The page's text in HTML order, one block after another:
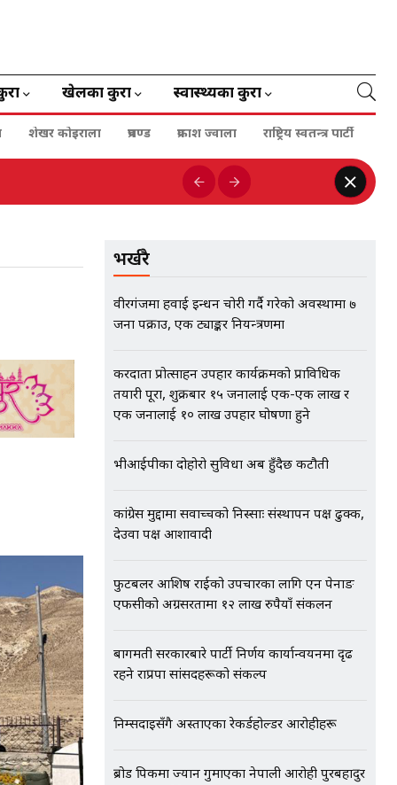
खेलका कुरा स्वास्थ्यका कुरा
शेखर कोइराला प्रचण्ड प्रकाश ज्वाला राष्ट्रिय स्वतन्त्र पार्टी
भर्खरै
वीरगंजमा हवाई इन्धन चोरी गर्दै गरेको अवस्थामा ७
जना पक्राउ, एक ट्याङ्कर नियन्त्रणमा
करदाता प्रोत्साहन उपहार कार्यक्रमको प्राविधिक
तयारी पूरा, शुक्रबार १५ जनालाई एक-एक लाख र
एक जनालाई १० लाख उपहार घोषणा हुने
भीआईपीका दोहोरो सुविधा अब हुँदैछ कटौती
कांग्रेस मुद्दामा सर्वोच्चको निस्साः संस्थापन पक्ष ढुक्क,
देउवा पक्ष आशावादी
फुटबलर आशिष राईको उपचारका लागि एन पेनाङ
एफसीको अग्रसरतामा १२ लाख रुपैयाँ संकलन
बागमती सरकारबारे पार्टी निर्णय कार्यान्वयनमा दृढ
रहने राप्रपा सांसदहरूको संकल्प
निम्सदाइसँगै अस्ताएका रेकर्डहोल्डर आरोहीहरू
ब्रोड पिकमा ज्यान गुमाएका नेपाली आरोही पुरबहादुर